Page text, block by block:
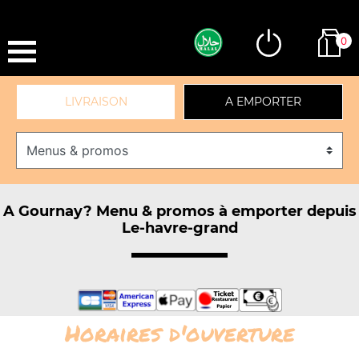
0
LIVRAISON A EMPORTER
A Gournay? Menu & promos à emporter depuis
Le-havre-grand
Horaires d'ouverture